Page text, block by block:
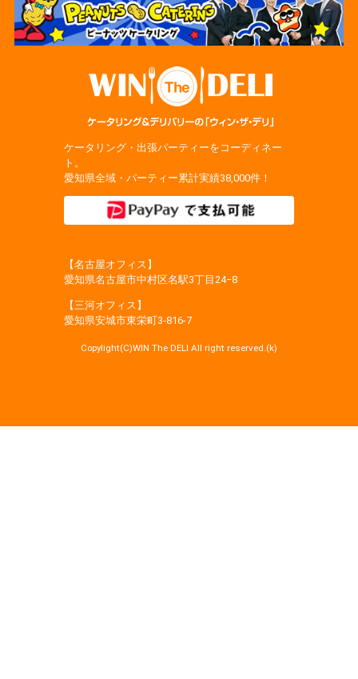
ケータリング・出張パーティーをコーディネー
ト。
愛知県全域・パーティー累計実績38,000件！
【名古屋オフィス】
愛知県名古屋市中村区名駅3丁目24−8
【三河オフィス】
愛知県安城市東栄町3‐816‐7
Copylight(C)WIN The DELI All right reserved.(k)